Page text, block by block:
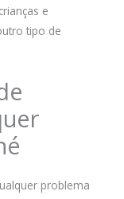
e
tipo de
problema